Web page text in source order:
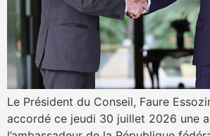
Le Président du Conseil, Faure
accordé ce jeudi 30 juillet 2026 une